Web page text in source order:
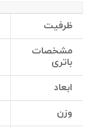
ظرفیت
مشخصات
باتری
ابعاد
وزن